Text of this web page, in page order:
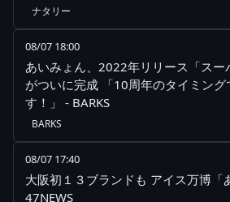
ナタリー
08/07 18:00
あいみょん、2022年リリース「スー
がついに完成 「10周年のタイミン
す！」 - BARKS
BARKS
08/07 17:40
大阪初１３ブランドも アイス万博
47NEWS